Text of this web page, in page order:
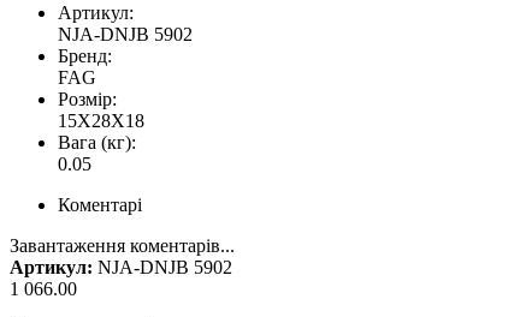
Артикул:
NJA-DNJB 5902
Бренд:
FAG
Розмір:
15X28X18
Вага (кг):
0.05
Коментарі
Завантаження коментарів...
Артикул: NJA-DNJB 5902
1 066.00